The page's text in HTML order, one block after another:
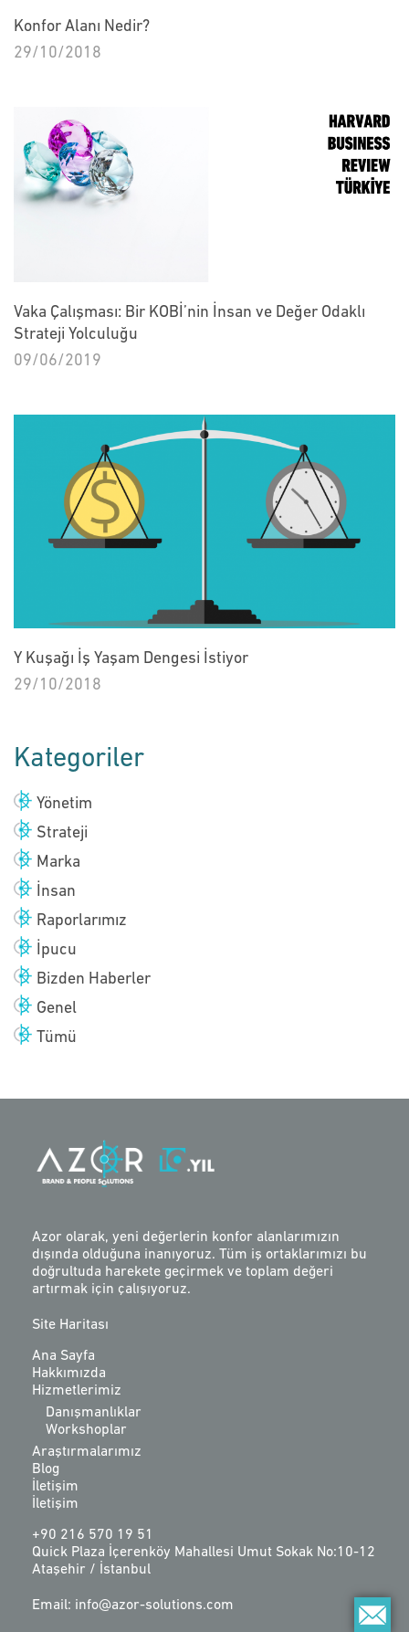
Konfor Alanı Nedir?
29/10/2018
Vaka Çalışması: Bir KOBİ’nin İnsan ve Değer Odaklı
Strateji Yolculuğu
09/06/2019
Y Kuşağı İş Yaşam Dengesi İstiyor
29/10/2018
Kategoriler
Yönetim
Strateji
Marka
İnsan
Raporlarımız
İpucu
Bizden Haberler
Genel
Tümü
Azor olarak, yeni değerlerin konfor alanlarımızın
dışında olduğuna inanıyoruz. Tüm iş ortaklarımızı bu
doğrultuda harekete geçirmek ve toplam değeri
artırmak için çalışıyoruz.
Site Haritası
Ana Sayfa
Hakkımızda
Hizmetlerimiz
Danışmanlıklar
Workshoplar
Araştırmalarımız
Blog
İletişim
İletişim
+90 216 570 19 51
Quick Plaza İçerenköy Mahallesi Umut Sokak No:10-12
Ataşehir / İstanbul
Email: info@azor-solutions.com